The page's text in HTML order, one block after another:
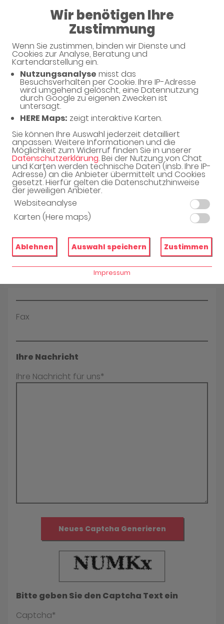
Wir benötigen Ihre
Zustimmung
Wenn Sie zustimmen, binden wir Dienste und
Cookies zur Analyse, Beratung und
Kartendarstellung ein.
Nutzungsanalyse misst das
Besuchsverhalten per Cookie. Ihre IP-Adresse
wird umgehend gelöscht, eine Datennutzung
durch Google zu eigenen Zwecken ist
untersagt.
HERE Maps: zeigt interaktive Karten.
Sie können Ihre Auswahl jederzeit detailliert
anpassen. Weitere Informationen und die
Möglichkeit zum Widerruf finden Sie in unserer
Datenschutzerklärung. Bei der Nutzung von Chat
und Karten werden technische Daten (insb. Ihre IP-
Adresse) an die Anbieter übermittelt und Cookies
gesetzt. Hierfür gelten die Datenschutzhinweise
der jeweiligen Anbieter.
Websiteanalyse
Karten (Here maps)
Ablehnen Auswahl speichern Zustimmen
Impressum
Andreas-Apotheke
Haben Sie noch Fragen?
Dann schreiben Sie uns einfach eine Nachricht oder
rufen Sie uns direkt unter 08725 - 7101 an. Wir helfen
Ihnen gerne weiter.
Ihre Daten
Vorname*
Name*
E-Mail*
Fax
Ihre Nachricht
Ihre Nachricht für uns*
Neues Captcha Generieren
Bitte geben Sie den Captcha Text ein
Captcha*